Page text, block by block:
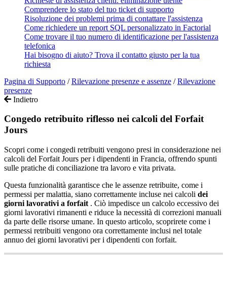
Comprendere lo stato del tuo ticket di supporto
Risoluzione dei problemi prima di contattare l'assistenza
Come richiedere un report SQL personalizzato in Factorial
Come trovare il tuo numero di identificazione per l'assistenza
telefonica
Hai bisogno di aiuto? Trova il contatto giusto per la tua
richiesta
Pagina di Supporto / Rilevazione presenze e assenze / Rilevazione
presenze
Indietro
Congedo retribuito riflesso nei calcoli del Forfait
Jours
Scopri come i congedi retribuiti vengono presi in considerazione nei
calcoli del Forfait Jours per i dipendenti in Francia, offrendo spunti
sulle pratiche di conciliazione tra lavoro e vita privata.
Questa funzionalità garantisce che le assenze retribuite, come i
permessi per malattia, siano correttamente incluse nei calcoli dei
giorni lavorativi a forfait . Ciò impedisce un calcolo eccessivo dei
giorni lavorativi rimanenti e riduce la necessità di correzioni manuali
da parte delle risorse umane. In questo articolo, scoprirete come i
permessi retribuiti vengono ora correttamente inclusi nel totale
annuo dei giorni lavorativi per i dipendenti con forfait.